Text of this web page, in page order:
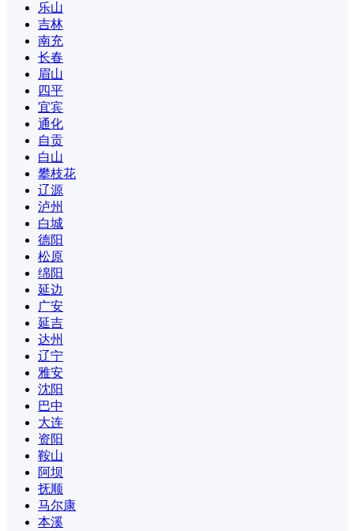
乐山
吉林
南充
长春
眉山
四平
宜宾
通化
自贡
白山
攀枝花
辽源
泸州
白城
德阳
松原
绵阳
延边
广安
延吉
达州
辽宁
雅安
沈阳
巴中
大连
资阳
鞍山
阿坝
抚顺
马尔康
本溪